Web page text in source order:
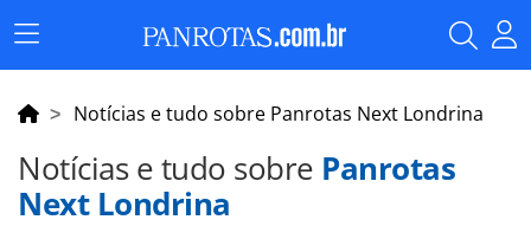
Menu
Principal
Notícias e tudo sobre Panrotas Next Londrina
Notícias e tudo sobre Panrotas
Next Londrina